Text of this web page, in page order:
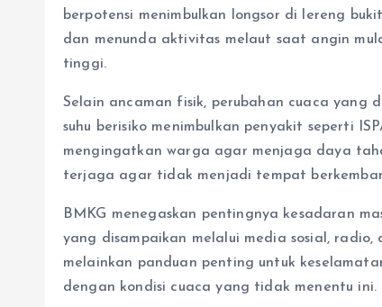
berpotensi menimbulkan longsor di lereng
dan menunda aktivitas melaut saat angin
tinggi.
Selain ancaman fisik, perubahan cuaca yang
suhu berisiko menimbulkan penyakit seperti
mengingatkan warga agar menjaga daya
terjaga agar tidak menjadi tempat
BMKG menegaskan pentingnya kesadaran
yang disampaikan melalui media sosial,
melainkan panduan penting untuk
dengan kondisi cuaca yang tidak menentu